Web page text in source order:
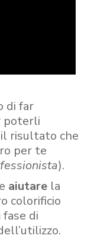
di far
poterli
risultato che
per te
).
aiutare la
colorificio
di